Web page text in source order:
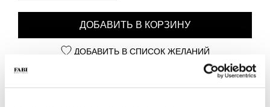
ДОБАВИТЬ В КОРЗИНУ
ДОБАВИТЬ В СПИСОК ЖЕЛАНИЙ
СВЕДЕНИЯ О ПРОДУКТЕ